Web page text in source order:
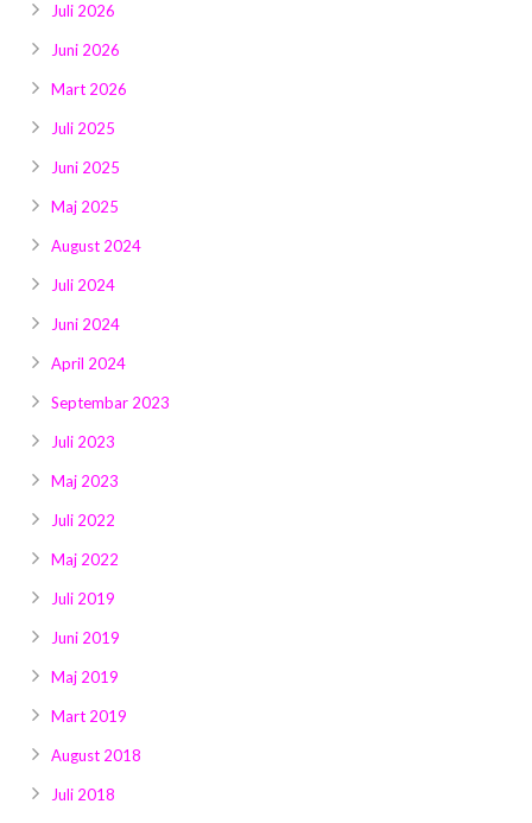
Juli 2026
Juni 2026
Mart 2026
Juli 2025
Juni 2025
Maj 2025
August 2024
Juli 2024
Juni 2024
April 2024
Septembar 2023
Juli 2023
Maj 2023
Juli 2022
Maj 2022
Juli 2019
Juni 2019
Maj 2019
Mart 2019
August 2018
Juli 2018